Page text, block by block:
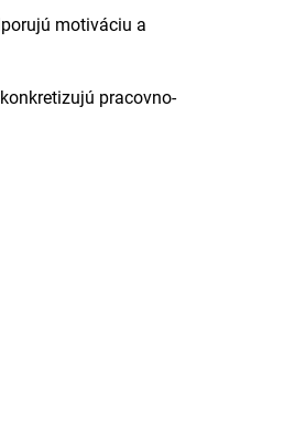
motiváciu a
pracovno-